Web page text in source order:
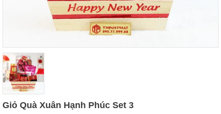
Giỏ Quà Xuân Hạnh Phúc Set 3